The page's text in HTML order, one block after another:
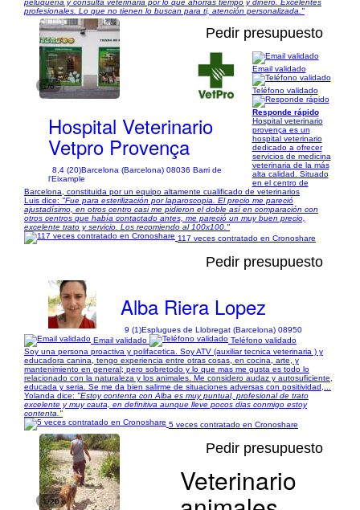
peluquería y consulta veterinaria por lo que ahorras tiempo y dinero. Excelentes
profesionales. Lo que no tienen lo buscan para ti, atención personalizada."
1/6
Pedir presupuesto
Hospital Veterinario
Vetpro Provença
8,4 (20)Barcelona (Barcelona) 08036 Barri de
l'Eixample
Email validado
Teléfono validado
Responde rápido
Hospital veterinario
provença es un
hospital veterinario
dedicado a ofrecer
servicios de medicina
veterinaria de la más
alta calidad. Situado
en el centro de
Barcelona, constituida por un equipo altamente cualificado de veterinarios
Luis dice: "Fue para esterilización por laparoscopia. El precio me pareció
ajustadísimo, en otros centro casi me pidieron el doble así en comparación con
otros centros que había contactado antes, me pareció un muy buen precio,
excelente trato y servicio. Los recomiendo al 100x100."
117 veces contratado en Cronoshare
Pedir presupuesto
Alba Riera Lopez
9 (1)Esplugues de Llobregat (Barcelona) 08950
Email validado
Teléfono validado
Soy una persona proactiva y polifacetica. Soy ATV (auxiliar tecnica veterinaria ) y
educadora canina, tengo experiencia entre otras cosas, en cocina, arte, y
mantenimiento en general; pero sobretodo y lo que mas me gusta es todo lo
relacionado con la naturaleza y los animales. Me considero audaz y autosuficiente,
educada y seria. Se me da bien salirme de situaciones adversas con positividad,...
Yolanda dice: "Estoy contenta con Alba es muy puntual, profesional de trato
excelente y muy cauta, en definitiva aunque lleve pocos dias conmigo estoy
contenta."
5 veces contratado en Cronoshare
1/20
Pedir presupuesto
Veterinario